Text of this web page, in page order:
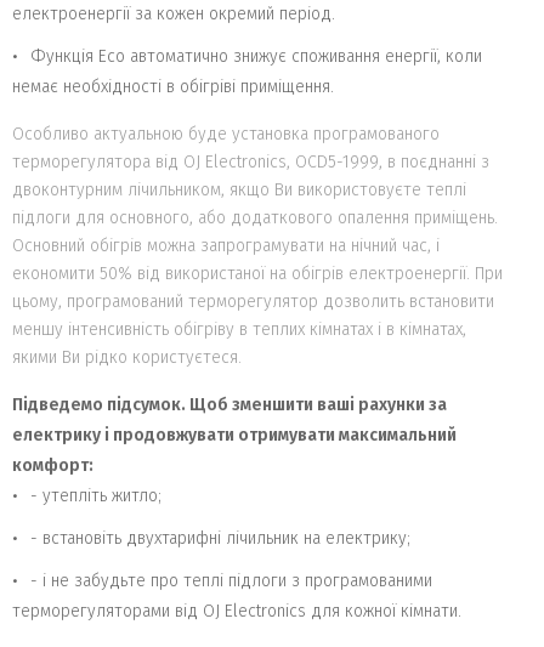
електроенергії за кожен окремий період.
Функція Eсо автоматично знижує споживання енергії, коли
немає необхідності в обігріві приміщення.
Особливо актуальною буде установка програмованого
терморегулятора від OJ Electronics, OCD5-1999, в поєднанні з
двоконтурним лічильником, якщо Ви використовуєте теплі
підлоги для основного, або додаткового опалення приміщень.
Основний обігрів можна запрограмувати на нічний час, і
економити 50% від використаної на обігрів електроенергії. При
цьому, програмований терморегулятор дозволить встановити
меншу інтенсивність обігріву в теплих кімнатах і в кімнатах,
якими Ви рідко користуєтеся.
Підведемо підсумок. Щоб зменшити ваші рахунки за
електрику і продовжувати отримувати максимальний
комфорт:
- утепліть житло;
- встановіть двухтарифні лічильник на електрику;
- і не забудьте про теплі підлоги з програмованими
терморегуляторами від OJ Electronics для кожної кімнати.